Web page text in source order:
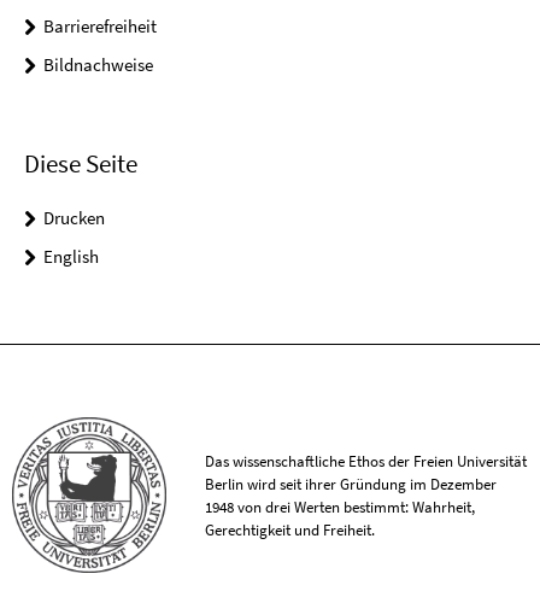
Barrierefreiheit
Bildnachweise
Diese Seite
Drucken
English
Das wissenschaftliche Ethos der Freien Universität
Berlin wird seit ihrer Gründung im Dezember
1948 von drei Werten bestimmt: Wahrheit,
Gerechtigkeit und Freiheit.